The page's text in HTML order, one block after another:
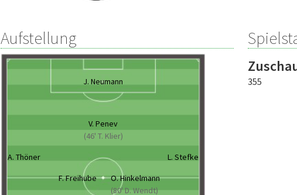
Aufstellung
J. Neumann
V. Penev
(46' T. Klier)
A. Thöner
L. Stefke
F. Freihube
O. Hinkelmann
(80' D. Wendt)
355